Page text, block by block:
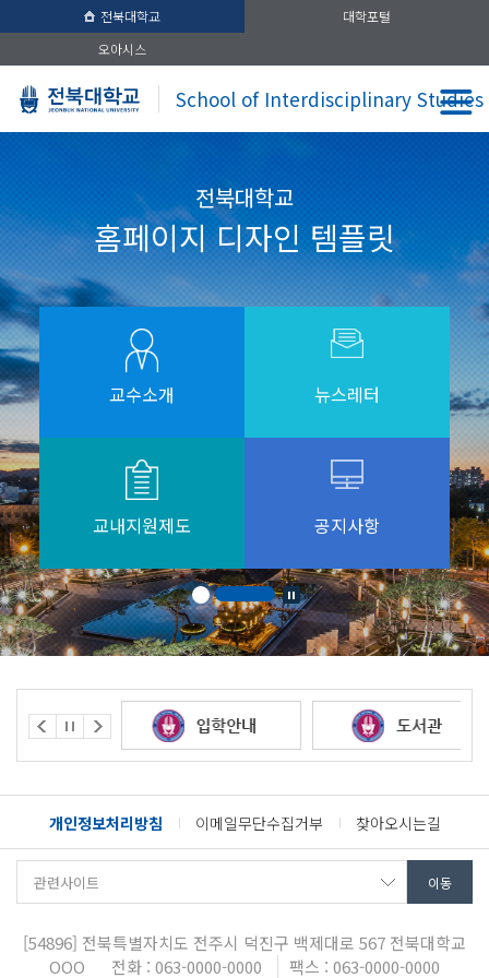
전북대학교
대학포털
오아시스
School of Interdisciplinary Studies
전북대학교
홈페이지 디자인 템플릿
교수소개 뉴스레터
교내지원제도 공지사항
개인정보처리방침 이메일무단수집거부 찾아오시는길
[54896] 전북특별자치도 전주시 덕진구 백제대로 567 전북대학교
OOO
전화 : 063-0000-0000 팩스 : 063-0000-0000